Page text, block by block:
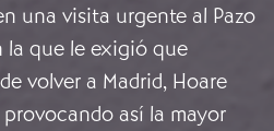
una visita urgente al Pazo
la que le exigió que
volver a Madrid, Hoare
así la mayor